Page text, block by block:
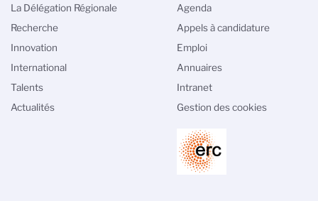
La Délégation Régionale
Recherche
Innovation
International
Talents
Actualités
Agenda
Appels à candidature
Emploi
Annuaires
Intranet
Gestion des cookies